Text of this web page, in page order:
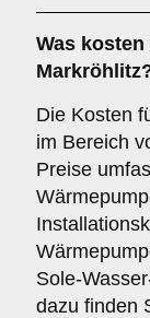
Was
Die Kosten
im Bereich
Preise
Sole-
dazu finden